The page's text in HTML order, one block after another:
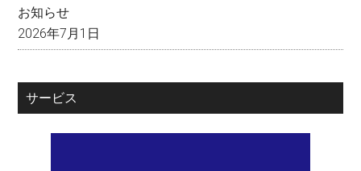
お知らせ
2026年7月1日
サービス